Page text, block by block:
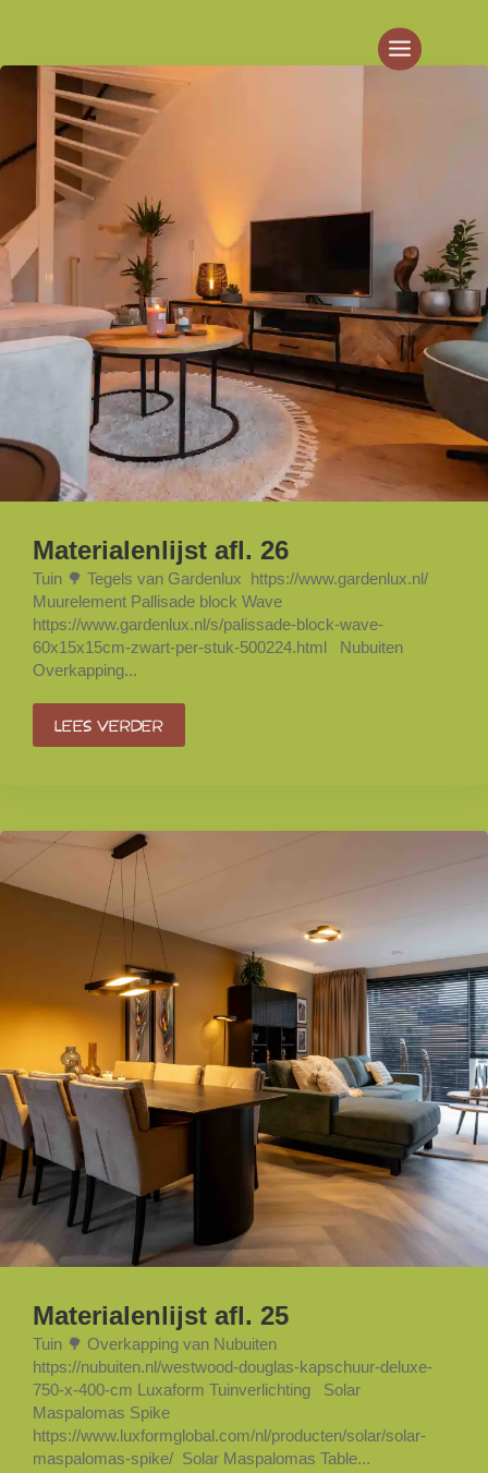
Materialenlijst afl. 26
Tuin 🌳 Tegels van Gardenlux https://www.gardenlux.nl/
Muurelement Pallisade block Wave
https://www.gardenlux.nl/s/palissade-block-wave-
60x15x15cm-zwart-per-stuk-500224.html Nubuiten
Overkapping...
Lees verder
Materialenlijst afl. 25
Tuin 🌳 Overkapping van Nubuiten
https://nubuiten.nl/westwood-douglas-kapschuur-deluxe-
750-x-400-cm​​ Luxaform Tuinverlichting Solar
Maspalomas Spike
https://www.luxformglobal.com/nl/producten/solar/solar-
maspalomas-spike/ Solar Maspalomas Table...